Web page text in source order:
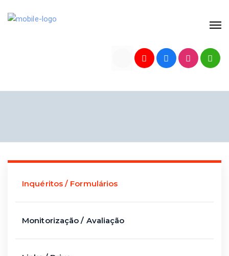
Inquéritos / Formulários
Monitorização / Avaliação